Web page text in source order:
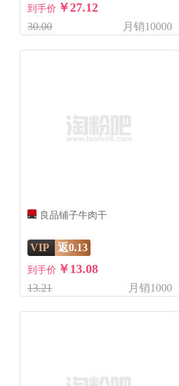
到手价 ￥27.12
30.00 月销10000
良品铺子牛肉干
VIP 返0.13
到手价 ￥13.08
13.21 月销1000